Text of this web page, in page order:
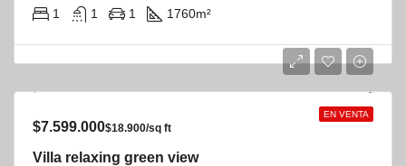
1 1 1 1760m²
EN VENTA
$7.599.000$18.900/sq ft
Villa relaxing green view